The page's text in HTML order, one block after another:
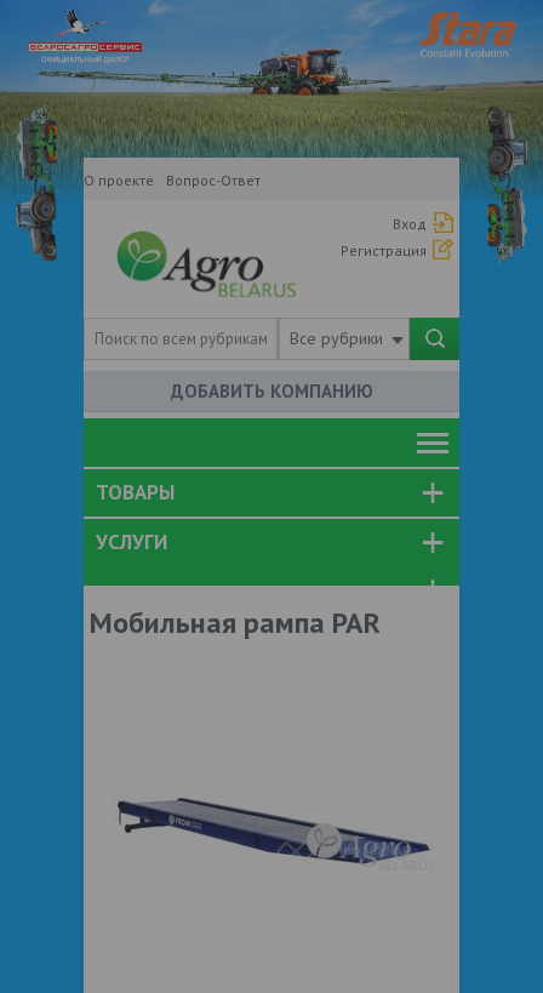
О проекте Вопрос-Ответ
Вход
Регистрация
Все рубрики
ДОБАВИТЬ КОМПАНИЮ
ТОВАРЫ
УСЛУГИ
Мобильная рампа PAR